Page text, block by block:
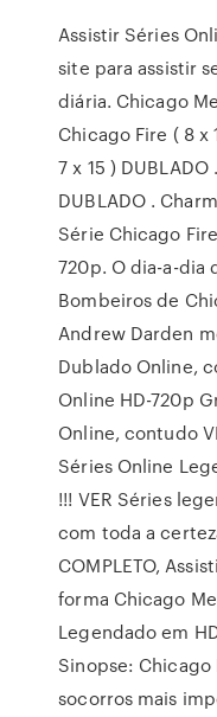
Assistir Séries
site para assistir
diária. Chicago
Chicago Fire ( 8 x
7 x 15 )
DUBLADO .
Série Chicago
720p. O dia-a-dia
Bombeiros de
Andrew Darden
Dublado Online,
Online HD-720p
Online, contudo
Séries Online
!!! VER Séries
com toda a
COMPLETO,
forma Chicago
Legendado em
Sinopse:
socorros mais